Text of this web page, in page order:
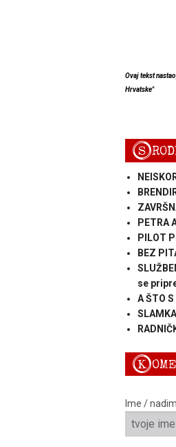
Ovaj tekst
Hrvatske"
S
PETRA
PILOT
BEZ
se
A ŠTO
K
Ime /